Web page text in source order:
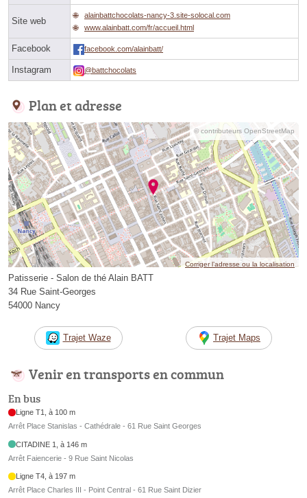
Site web
alainbattchocolats-nancy-3.site-solocal.com
www.alainbatt.com/fr/accueil.html
Facebook facebook.com/alainbatt/
Instagram @battchocolats
Plan et adresse
© contributeurs OpenStreetMap
Corriger l’adresse ou la localisation
Patisserie - Salon de thé Alain BATT
34 Rue Saint-Georges
54000 Nancy
Trajet Waze Trajet Maps
Venir en transports en commun
En bus
Ligne T1, à 100 m
Arrêt Place Stanislas - Cathédrale - 61 Rue Saint Georges
CITADINE 1, à 146 m
Arrêt Faiencerie - 9 Rue Saint Nicolas
Ligne T4, à 197 m
Arrêt Place Charles III - Point Central - 61 Rue Saint Dizier